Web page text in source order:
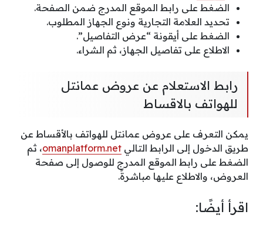
الضغط على رابط الموقع المدرج ضمن الصفحة.
تحديد العلامة التجارية ونوع الجهاز المطلوب.
الضغط على أيقونة “عرض التفاصيل”.
الاطلاع على تفاصيل الجهاز، ثم الشراء.
رابط الاستعلام عن عروض عمانتل
للهواتف بالاقساط
يمكن التعرف على عروض عمانتل للهواتف بالأقساط عن
طريق الدخول إلى الرابط التالي omanplatform.net، ثم
الضغط على رابط الموقع المدرج للوصول إلى صفحة
العروض، والاطلاع عليها مباشرةً.
اقرأ أيضًا: